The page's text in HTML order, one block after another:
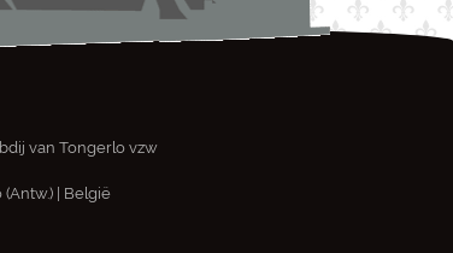
van Tongerlo vzw
| België